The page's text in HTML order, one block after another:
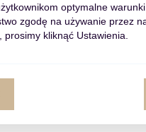
kaucji ani
optymalne
zgodę na używanie przez
prosimy kliknąć Ustawienia.